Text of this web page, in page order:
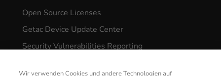
Open Source Licenses
Getac Device Update Center
Security Vulnerabilities Reporting
Wir verwenden Cookies und andere Technologien auf